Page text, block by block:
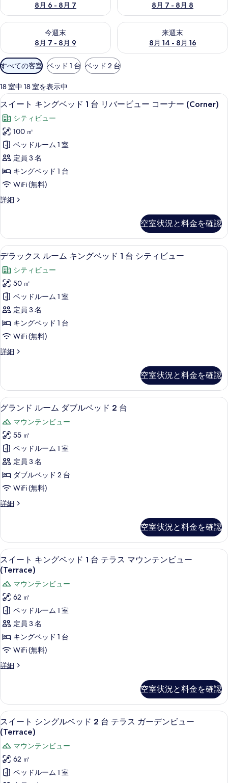
8月 6 - 8月 7
8月 7 - 8月 8
今週末
8月 7 - 8月 9
今週末 8月 7 - 8月 9 の空室状況をチェック
来週末
8月 14 - 8月 16
来週末 8月 14 - 8月 16 の空室
利
用
可
能
な
客
室
の
絞
り
込
み
条
すべての客室 ベッド 1 台 ベッド 2 台
18 室中 18 室を表示中
ス
イ
ー
ト
キ
ン
グ
ベ
ッ
1
台
リ
バ
ー
ビ
ュ
ー
コ
ー
(Corner)
の
す
べ
て
の
写
真
を
表
る
スイート キングベッド 1 台 リバー
7
スイート キングベッド 1 台 リバービュー コーナー (Corner)
シティビュー
100 ㎡
ベッドルーム 1 室
定員 3 名
キングベッド 1 台
WiFi (無料)
詳細
ス
キ
ン
グ
ッ
ド
台
リ
バ
ー
ビ
ー
ナ
ー
(Corner)
の
詳
空室状況と料金を確認
デ
ラ
ッ
ク
ス
ル
ー
ム
キ
グ
ベ
ッ
ド
1
台
シ
テ
ィ
ビ
の
す
べ
て
の
写
真
を
表
示
す
イタリアのフレッテ製シーツ、高級
7
デラックス ルーム キングベッド 1 台 シティビュー
シティビュー
50 ㎡
ベッドルーム 1 室
定員 3 名
キングベッド 1 台
WiFi (無料)
詳細
デ
ス
ル
ー
キ
ン
グ
ベ
ッ
ド
台
テ
ュ
ー
の
詳
細
空室状況と料金を確認
グ
ラ
ン
ド
ル
ー
ム
ダ
ブ
ベ
ッ
ド
2
台
の
す
べ
て
の
写
表
示
す
る
グランド ルーム ダブルベッド 2 台 |
6
グランド ルーム ダブルベッド 2 台
マウンテンビュー
55 ㎡
ベッドルーム 1 室
定員 3 名
ダブルベッド 2 台
WiFi (無料)
詳細
グ
ル
ー
ム
ダ
ブ
ル
ベ
ッ
ド
2
の
詳
空室状況と料金を確認
ス
イ
ー
ト
キ
ン
グ
ベ
ッ
台
テ
ラ
ス
マ
ウ
ン
スイート キングベッド 1 台 テラス
9
スイート キングベッド 1 台 テラス マウンテンビュー
(Terrace)
マウンテンビュー
62 ㎡
ベッドルーム 1 室
定員 3 名
キングベッド 1 台
WiFi (無料)
詳細
ス
キ
ン
グ
ベ
ッ
ド
台
テ
空室状況と料金を確認
ス
イ
ー
ト
シ
イタリアのフレッテ製シーツ、高級
7
スイート シングルベッド 2 台 テラス ガーデンビュー
(Terrace)
マウンテンビュー
62 ㎡
ベッドルーム 1 室